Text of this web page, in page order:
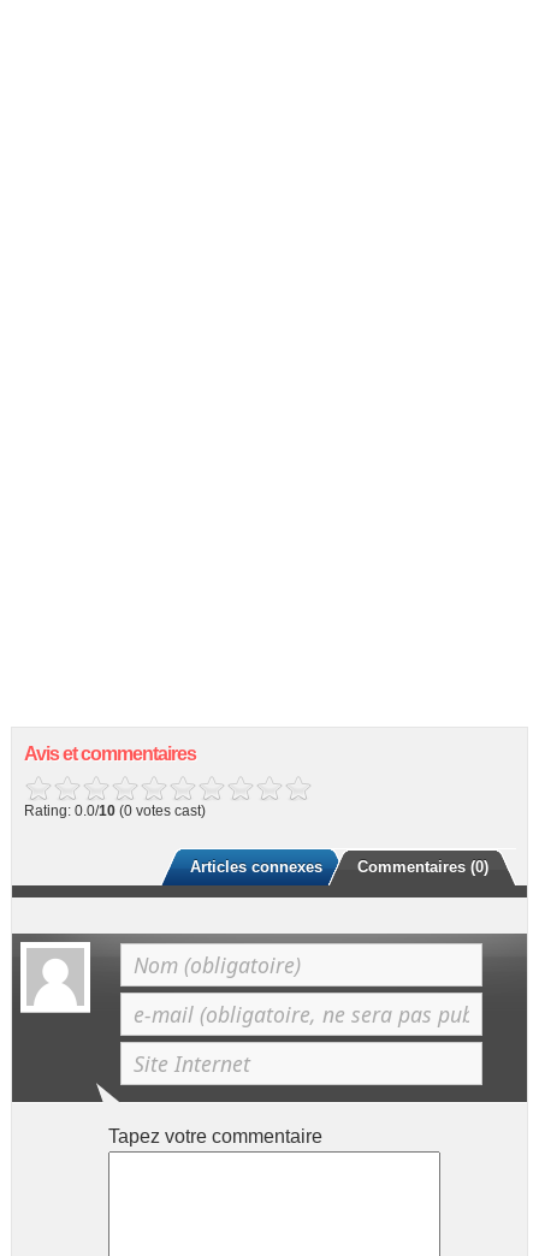
Avis et commentaires
Rating: 0.0/10(0 votes cast)
Commentaires (0)
Articles connexes
Tapez votre commentaire